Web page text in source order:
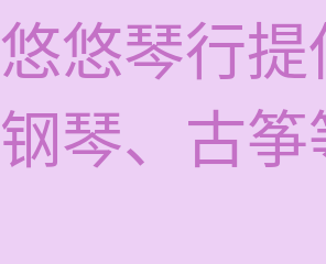
悠琴行
琴、古